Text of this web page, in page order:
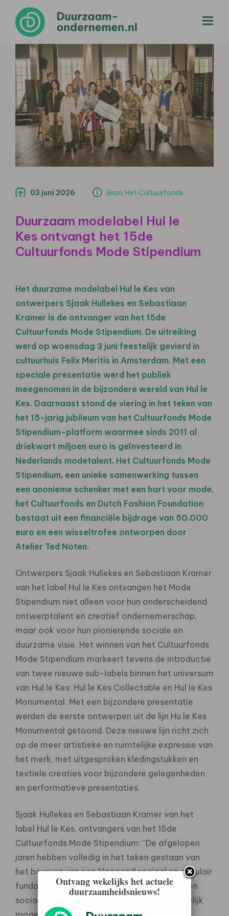
03 juni 2026 Bron: Het Cultuurfonds
Duurzaam modelabel Hul le
Kes ontvangt het 15de
Cultuurfonds Mode Stipendium
Het duurzame modelabel Hul le Kes van
ontwerpers Sjaak Hullekes en Sebastiaan
Kramer is de ontvanger van het 15de
Cultuurfonds Mode Stipendium. De uitreiking
werd op woensdag 3 juni feestelijk gevierd in
cultuurhuis Felix Meritis in Amsterdam. Met een
speciale presentatie werd het publiek
meegenomen in de bijzondere wereld van Hul le
Kes. Daarnaast stond de viering in het teken van
het 15-jarig jubileum van het Cultuurfonds Mode
Stipendium-platform waarmee sinds 2011 al
driekwart miljoen euro is geïnvesteerd in
Nederlands modetalent. Het Cultuurfonds Mode
Stipendium, een unieke samenwerking tussen
een anonieme schenker met een hart voor mode,
het Cultuurfonds en Dutch Fashion Foundation
bestaat uit een financiële bijdrage van 50.000
euro en een wisseltrofee ontworpen door
Atelier Ted Noten.
Ontwerpers Sjaak Hullekes en Sebastiaan Kramer
van het label Hul le Kes ontvangen het Mode
Stipendium niet alleen voor hun onderscheidend
ontwerptalent en creatief ondernemerschap,
maar ook voor hun pionierende sociale en
duurzame visie. Het winnen van het Cultuurfonds
Mode Stipendium markeert tevens de introductie
van twee nieuwe sub-labels binnen het universum
van Hul le Kes: Hul le Kes Collectable en Hul le Kes
Monumental. Met een bijzondere presentatie
werden de eerste ontwerpen uit de lijn Hu le Kes
Monumental getoond. Deze nieuwe lijn richt zich
op de meer artistieke en ruimtelijke expressie van
het merk, met uitgesproken kledingstukken en
textiele creaties voor bijzondere gelegenheden
en performatieve presentaties.
Sjaak Hullekes en Sebastiaan Kramer van het
label Hul le Kes, ontvangers van het 15de
Cultuurfonds Mode Stipendium: “De afgelopen
jaren hebben volledig in het teken gestaan van
het bouwen van een kloppend sociaal en circulair
fundament. We wilden eerst bewijzen dat een
sociaal, circulair en lokaal model daadwerkelijk
Ontvang wekelijks het actuele
duurzaamheidsnieuws!